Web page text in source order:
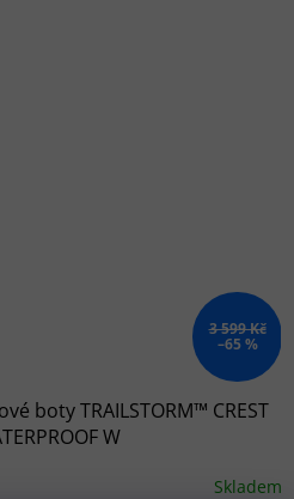
3 599 Kč
–65 %
boty TRAILSTORM™ CREST
W
Skladem